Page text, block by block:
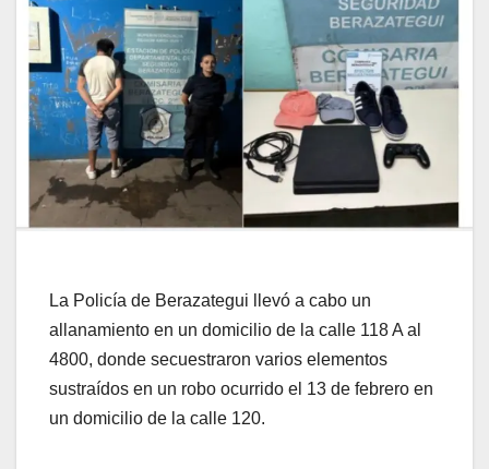
La Policía de Berazategui llevó a cabo un
allanamiento en un domicilio de la calle 118 A al
4800, donde secuestraron varios elementos
sustraídos en un robo ocurrido el 13 de febrero en
un domicilio de la calle 120.